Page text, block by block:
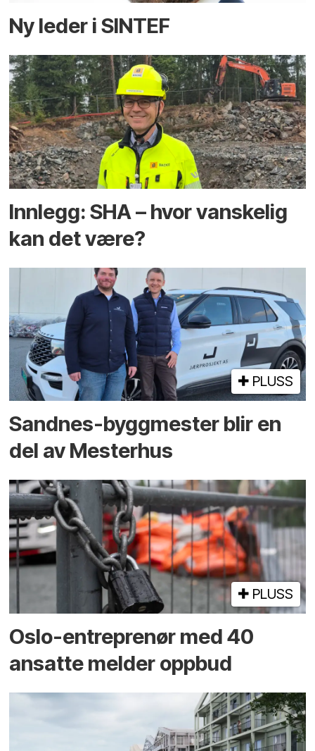
Ny leder i SINTEF
Innlegg: SHA – hvor vanskelig
kan det være?
PLUSS
Sandnes-byggmester blir en
del av Mesterhus
PLUSS
Oslo-entreprenør med 40
ansatte melder oppbud